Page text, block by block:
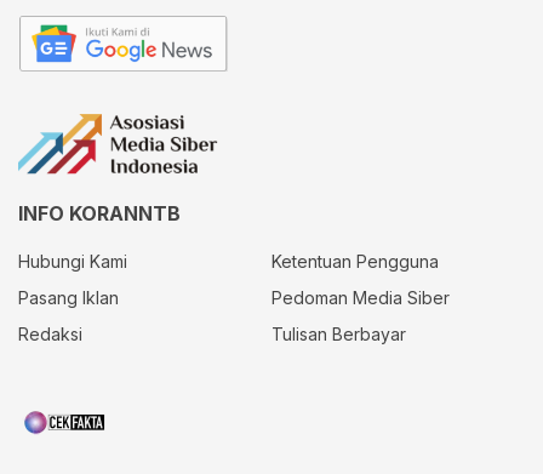
INFO KORANNTB
Hubungi Kami
Ketentuan Pengguna
Pasang Iklan
Pedoman Media Siber
Redaksi
Tulisan Berbayar